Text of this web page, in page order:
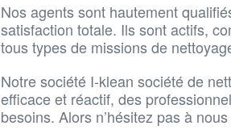
Nos agents sont hautement
satisfaction totale. Ils sont actifs,
tous types de missions de
Notre société I-klean société de
efficace et réactif, des
besoins. Alors n’hésitez pas à